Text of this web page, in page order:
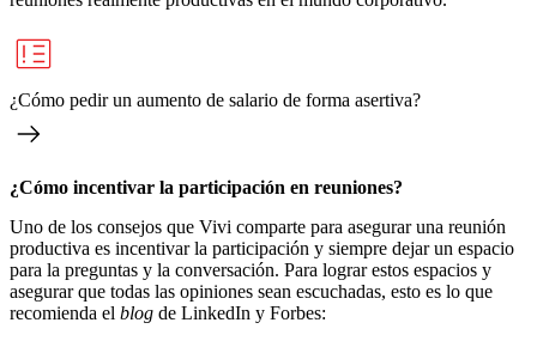
¿Cómo pedir un aumento de salario de forma asertiva?
¿Cómo incentivar la participación en reuniones?
Uno de los consejos que Vivi comparte para asegurar una reunión
productiva es incentivar la participación y siempre dejar un espacio
para la preguntas y la conversación. Para lograr estos espacios y
asegurar que todas las opiniones sean escuchadas, esto es lo que
recomienda el blog de LinkedIn y Forbes: